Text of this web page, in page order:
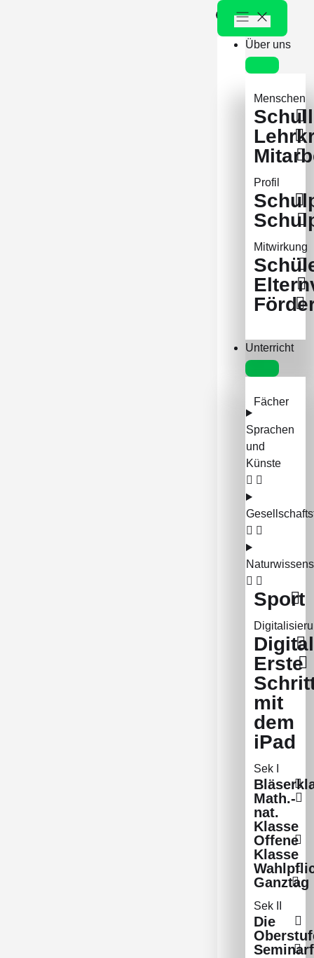
Über uns
Menschen
Profil
Mitwirkung
Unterricht
Fächer
Sprachen
und
Künste
Sport
Erste
mit
dem
iPad
Sek I
Math.-
nat.
Klasse
Offene
Klasse
Ganztag
Sek II
Die